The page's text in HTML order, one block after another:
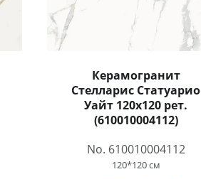
Керамогранит
Стелларис Статуарио
Уайт 120x120 рет.
(610010004112)
No. 610010004112
120*120 см